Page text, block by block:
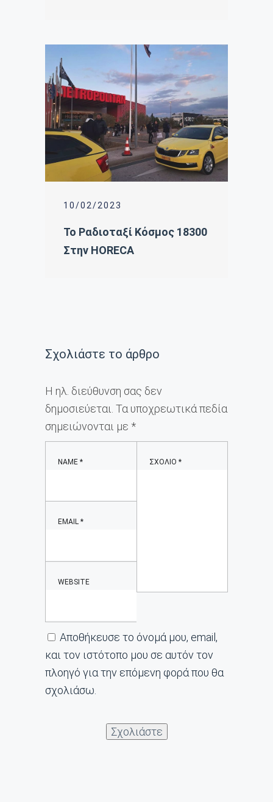
10/02/2023
Το Ραδιοταξί Κόσμος 18300
Στην HORECA
Σχολιάστε το άρθρο
Η ηλ. διεύθυνση σας δεν
δημοσιεύεται. Τα υποχρεωτικά πεδία
σημειώνονται με *
ΣΧΌΛΙΟ *
NAME *
EMAIL *
WEBSITE
Αποθήκευσε το όνομά μου, email,
και τον ιστότοπο μου σε αυτόν τον
πλοηγό για την επόμενη φορά που θα
σχολιάσω.